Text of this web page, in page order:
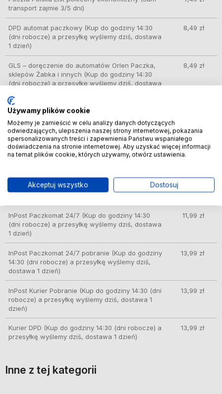
transport zajmie 3/5 dni)
DPD automat paczkowy(Kup do godziny 14:30
(dni robocze) a przesyłkę wyślemy dziś, dostawa
1 dzień)
8,49 zł
GLS – doręczenie do automatów Orlen Paczka,
sklepów Żabka i innych (Kup do godziny 14:30
(dni robocze) a przesyłkę wyślemy dziś, dostawa
8,49 zł
DPD Pickup punkt odbioru/automat paczkowy
(Kup do godziny 14:30 (dni robocze) a przesyłkę
wyślemy dziś, dostawa 1 dzień)
ORLEN Paczka(Kup do godziny 14:30 (dni
robocze) a przesyłkę wyślemy dziś, dostawa 1
10,49 zł
Kurier InPost(Kup do godziny 14:30 (dni robocze)
InPost Paczkomat 24/7 (Kup do godziny 14:30
(dni robocze) a przesyłkę wyślemy dziś, dostawa
1 dzień)
11,99 zł
InPost Paczkomat 24/7 pobranie (Kup do godziny
14:30 (dni robocze) a przesyłkę wyślemy dziś,
dostawa 1 dzień)
13,99 zł
InPost Kurier Pobranie (Kup do godziny 14:30 (dni
robocze) a przesyłkę wyślemy dziś, dostawa 1
dzień)
13,99 zł
Kurier DPD (Kup do godziny 14:30 (dni robocze) a
przesyłkę wyślemy dziś, dostawa 1 dzień)
13,99 zł
Inne z tej kategorii
Używamy plików cookie
Możemy je zamieścić w celu analizy danych dotyczących
odwiedzających, ulepszenia naszej strony internetowej, pokazania
spersonalizowanych treści i zapewnienia Państwu wspaniałego
doświadczenia na stronie internetowej. Aby uzyskać więcej informacji
na temat plików cookie, których używamy, otwórz ustawienia.
Akceptuj wszystko Dostosuj